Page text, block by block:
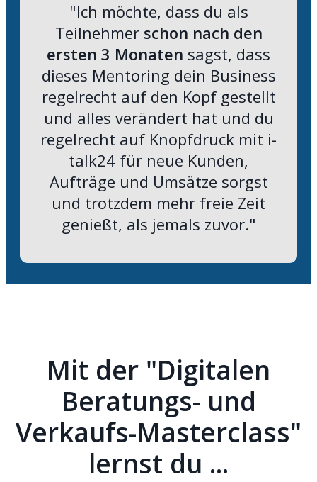
"Ich möchte, dass du als
Teilnehmer schon nach den
ersten 3 Monaten sagst, dass
dieses Mentoring dein Business
regelrecht auf den Kopf gestellt
und alles verändert hat und du
regelrecht auf Knopfdruck mit i-
talk24 für neue Kunden,
Aufträge und Umsätze sorgst
und trotzdem mehr freie Zeit
genießt, als jemals zuvor."
Mit der "Digitalen
Beratungs- und
Verkaufs-Masterclass"
lernst du ...